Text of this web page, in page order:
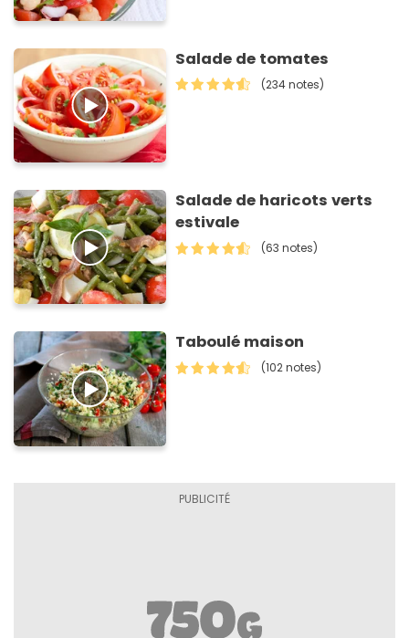
Salade de tomates
(234 notes)
Salade de haricots verts
estivale
(63 notes)
Taboulé maison
(102 notes)